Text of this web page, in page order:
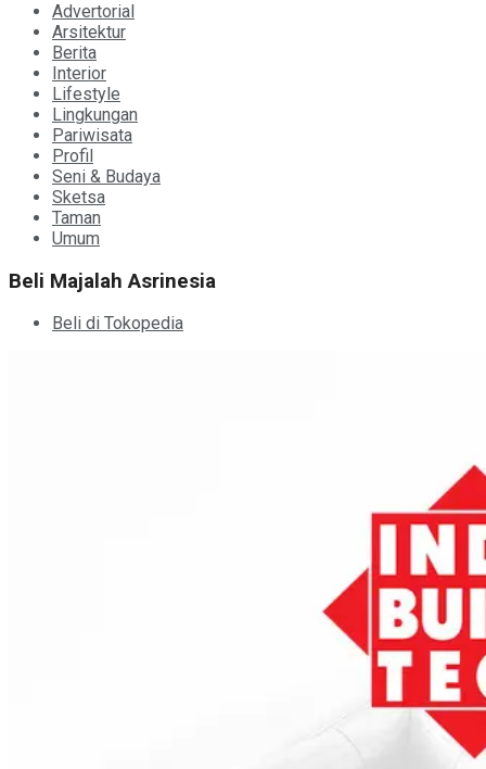
Advertorial
Arsitektur
Berita
Interior
Lifestyle
Lingkungan
Pariwisata
Profil
Seni & Budaya
Sketsa
Taman
Umum
Beli Majalah Asrinesia
Beli di Tokopedia